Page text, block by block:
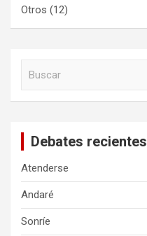
Otros (12)
Debates recientes
Atenderse
Andaré
Sonríe